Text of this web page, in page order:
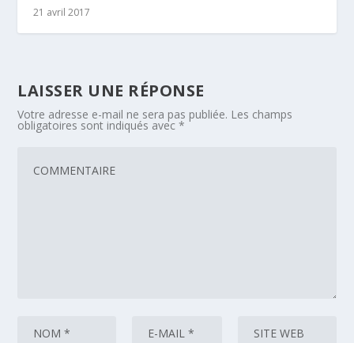
21 avril 2017
LAISSER UNE RÉPONSE
Votre adresse e-mail ne sera pas publiée. Les champs
obligatoires sont indiqués avec*